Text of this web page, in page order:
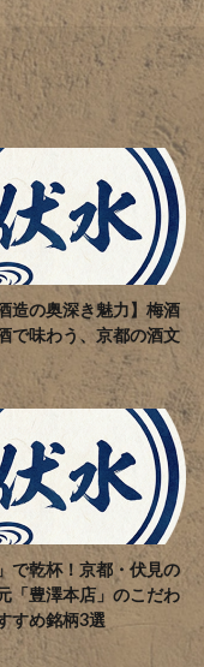
造の奥深き魅力】梅酒
で味わう、京都の酒文
で乾杯！京都・伏見の
「豊澤本店」のこだわ
すめ銘柄3選